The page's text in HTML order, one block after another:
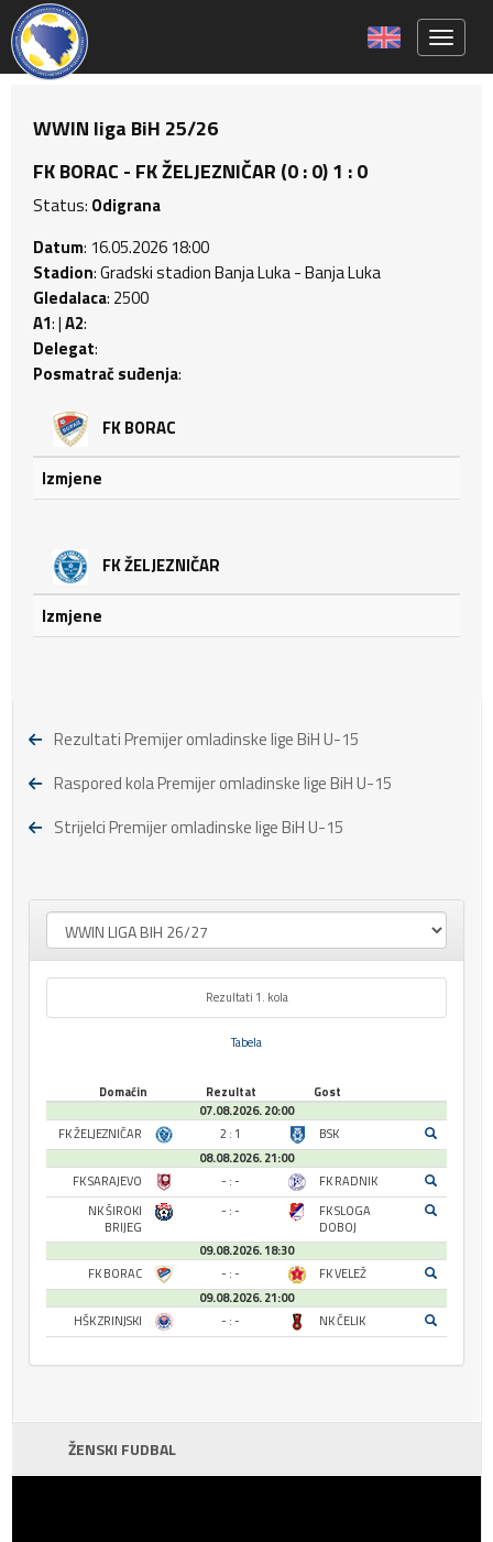
WWIN liga BiH 25/26
FK BORAC - FK ŽELJEZNIČAR (0 : 0) 1 : 0
Status: Odigrana
Datum: 16.05.2026 18:00
Stadion: Gradski stadion Banja Luka - Banja Luka
Gledalaca: 2500
A1: |A2:
Delegat:
Posmatrač suđenja:
FK BORAC
Izmjene
FK ŽELJEZNIČAR
Izmjene
Rezultati Premijer omladinske lige BiH U-15
Raspored kola Premijer omladinske lige BiH U-15
Strijelci Premijer omladinske lige BiH U-15
Rezultati 1. kola
Tabela
Domaćin Rezultat
Gost
07.08.2026. 20:00
FK ŽELJEZNIČAR
2 : 1
BSK
08.08.2026. 21:00
FK SARAJEVO
- : -
FK RADNIK
NK ŠIROKI
BRIJEG
- : -
FK SLOGA
DOBOJ
09.08.2026. 18:30
FK BORAC
- : -
FK VELEŽ
09.08.2026. 21:00
HŠK ZRINJSKI
- : - NK ČELIK
ŽENSKI FUDBAL